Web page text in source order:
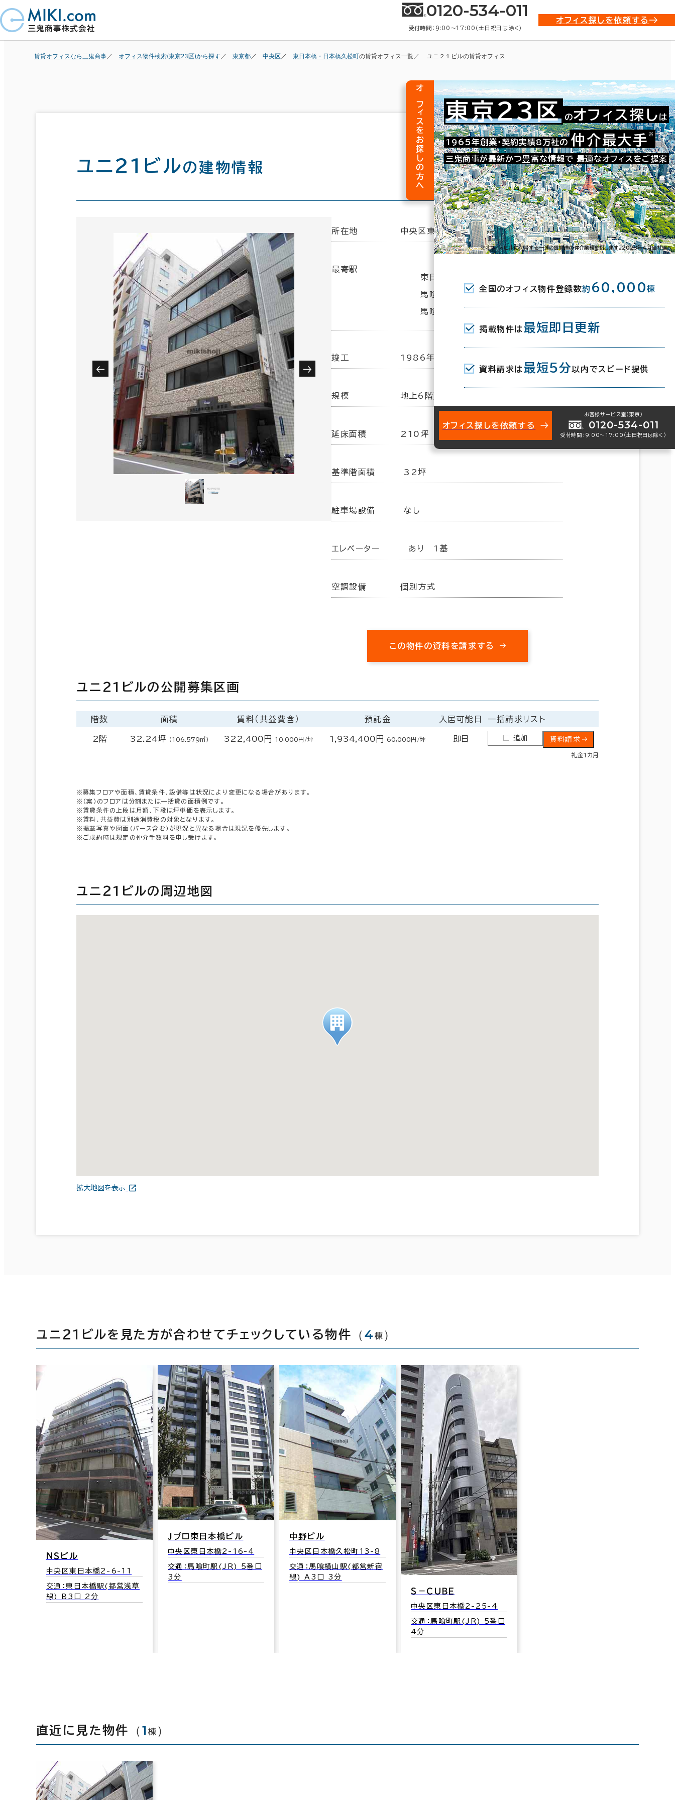
0120-534-011
受付時間：9:00〜17:00（土日祝日は除く）
オフィス探しを依頼する
賃貸オフィスなら三鬼商事 オフィス物件検索(東京23区)から探す 東京都 中央区 東日本橋・日本橋久松町の賃貸オフィス一覧 ユニ２１ビルの賃貸オフィス
ユニ２１ビルの建物情報
お問い合わせ番号：021-06198
所在地 中央区東日本橋1-2-1
最寄駅
東日本橋駅(都営浅草線) B1口 2分
馬喰横山駅(都営新宿線) A3口 3分
馬喰町駅(JR) 1番口 6分
竣工 1986年 9月
規模 地上6階建
延床面積 210坪
基準階面積 32坪
駐車場設備 なし
エレベーター あり 1基
空調設備 個別方式
この物件の資料を請求する
ユニ２１ビルの公開募集区画
階数 面積 賃料（共益費含） 預託金 入居可能日 一括請求リスト
2階 32.24坪 （106.579㎡） 322,400円 10,000円/坪 1,934,400円 60,000円/坪 即日 追加 資料請求
礼金1カ月
※募集フロアや面積、賃貸条件、設備等は状況により変更になる場合があります。
※（案）のフロアは分割または一括貸の面積例です。
※賃貸条件の上段は月額、下段は坪単価を表示します。
※賃料、共益費は別途消費税の対象となります。
※掲載写真や図面（パース含む）が現況と異なる場合は現況を優先します。
※ご成約時は規定の仲介手数料を申し受けます。
ユニ２１ビルの周辺地図
拡大地図を表示
ユニ２１ビルを見た方が合わせてチェックしている物件 （4 棟 ）
ＮＳビル
中央区東日本橋2-6-11
交通：東日本橋駅(都営浅草
線) B3口 2分
Ｊプロ東日本橋ビル
中央区東日本橋2-16-4
交通：馬喰町駅(JR) 5番口
3分
中野ビル
中央区日本橋久松町13-8
交通：馬喰横山駅(都営新宿
線) A3口 3分
Ｓ－ＣＵＢＥ
中央区東日本橋2-25-4
交通：馬喰町駅(JR) 5番口
4分
直近に見た物件 （1 棟 ）
オフィスをお探しの方へ 東京23区 のオフィス探し は
1965年創業・契約実績8万社の 仲介最大手 ※
三鬼商事が最新かつ豊富な情報で 最適なオフィスをご提案
※オフィスビルに付帯する一連の賃貸借の仲介業務を指します。2023年4月当社調べ
全国のオフィス物件登録数約 60,000棟
掲載物件は 最短即日更新
資料請求は 最短5分 以内でスピード提供
オフィス探しを依頼する
お客様サービス室（東京）
0120-534-011
受付時間：9:00〜17:00（土日祝日は除く）